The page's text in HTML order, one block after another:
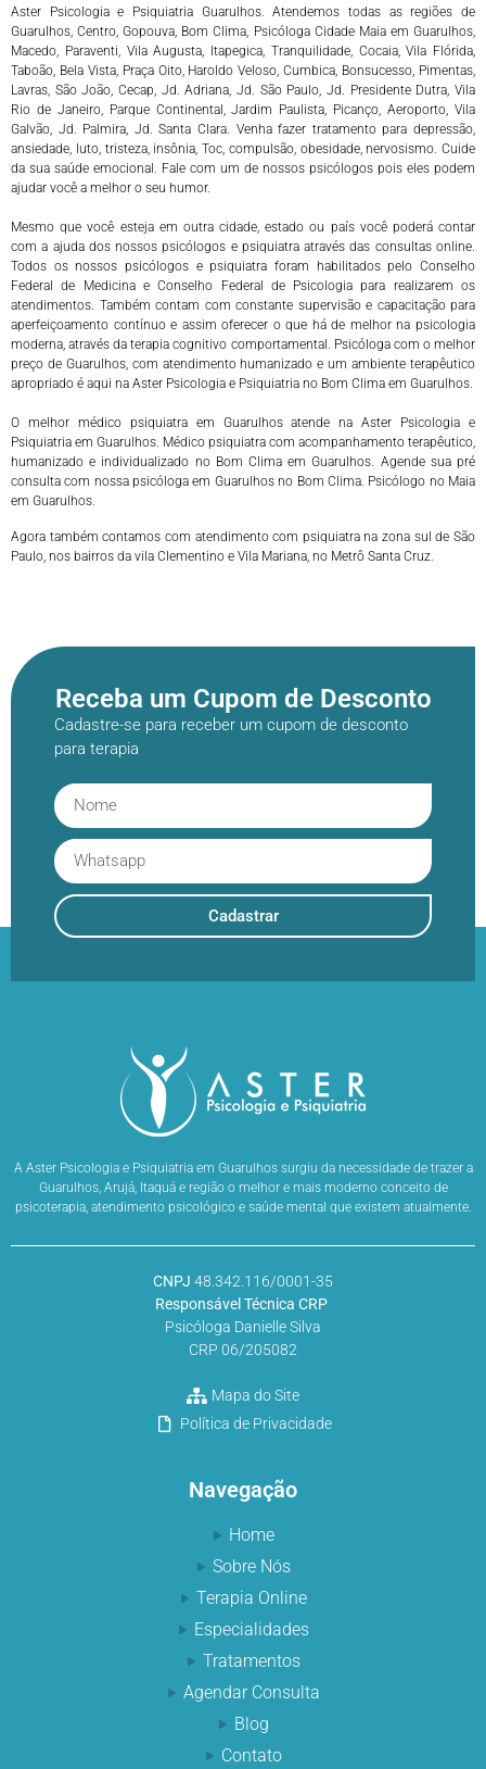
Aster Psicologia e Psiquiatria Guarulhos. Atendemos todas as regiões de
Guarulhos, Centro, Gopouva, Bom Clima, Psicóloga Cidade Maia em Guarulhos,
Macedo, Paraventi, Vila Augusta, Itapegica, Tranquilidade, Cocaia, Vila Flórida,
Taboão, Bela Vista, Praça Oito, Haroldo Veloso, Cumbica, Bonsucesso, Pimentas,
Lavras, São João, Cecap, Jd. Adriana, Jd. São Paulo, Jd. Presidente Dutra, Vila
Rio de Janeiro, Parque Continental, Jardim Paulista, Picanço, Aeroporto, Vila
Galvão, Jd. Palmira, Jd. Santa Clara. Venha fazer tratamento para depressão,
ansiedade, luto, tristeza, insônia, Toc, compulsão, obesidade, nervosismo. Cuide
da sua saúde emocional. Fale com um de nossos psicólogos pois eles podem
ajudar você a melhor o seu humor.
Mesmo que você esteja em outra cidade, estado ou país você poderá contar
com a ajuda dos nossos psicólogos e psiquiatra através das consultas online.
Todos os nossos psicólogos e psiquiatra foram habilitados pelo Conselho
Federal de Medicina e Conselho Federal de Psicologia para realizarem os
atendimentos. Também contam com constante supervisão e capacitação para
aperfeiçoamento contínuo e assim oferecer o que há de melhor na psicologia
moderna, através da terapia cognitivo comportamental. Psicóloga com o melhor
preço de Guarulhos, com atendimento humanizado e um ambiente terapêutico
apropriado é aqui na Aster Psicologia e Psiquiatria no Bom Clima em Guarulhos.
O melhor médico psiquiatra em Guarulhos atende na Aster Psicologia e
Psiquiatria em Guarulhos. Médico psiquiatra com acompanhamento terapêutico,
humanizado e individualizado no Bom Clima em Guarulhos. Agende sua pré
consulta com nossa psicóloga em Guarulhos no Bom Clima. Psicólogo no Maia
em Guarulhos.
Agora também contamos com atendimento com psiquiatra na zona sul de São
Paulo, nos bairros da vila Clementino e Vila Mariana, no Metrô Santa Cruz.
Receba um Cupom de Desconto
Cadastre-se para receber um cupom de desconto
para terapia
Cadastrar
A Aster Psicologia e Psiquiatria em Guarulhos surgiu da necessidade de trazer a
Guarulhos, Arujá, Itaquá e região o melhor e mais moderno conceito de
psicoterapia, atendimento psicológico e saúde mental que existem atualmente.
CNPJ 48.342.116/0001-35
Responsável Técnica CRP
Psicóloga Danielle Silva
CRP 06/205082
Mapa do Site
Política de Privacidade
Navegação
Home
Sobre Nós
Terapia Online
Especialidades
Tratamentos
Agendar Consulta
Blog
Contato